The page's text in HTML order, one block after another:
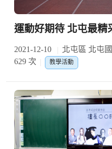
運動好期待 北屯最精
2021-12-10 北屯區 北屯
629 次
教學活動